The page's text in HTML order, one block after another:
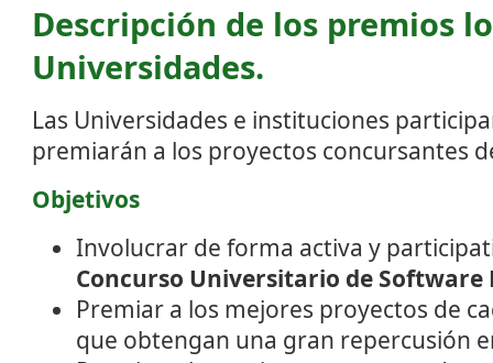
Descripción de los premios
Universidades.
Las Universidades e instituciones
premiarán a los proyectos concursantes
Objetivos
Involucrar de forma activa y
Concurso Universitario de Software
Premiar a los mejores proyectos de
que obtengan una gran repercusión